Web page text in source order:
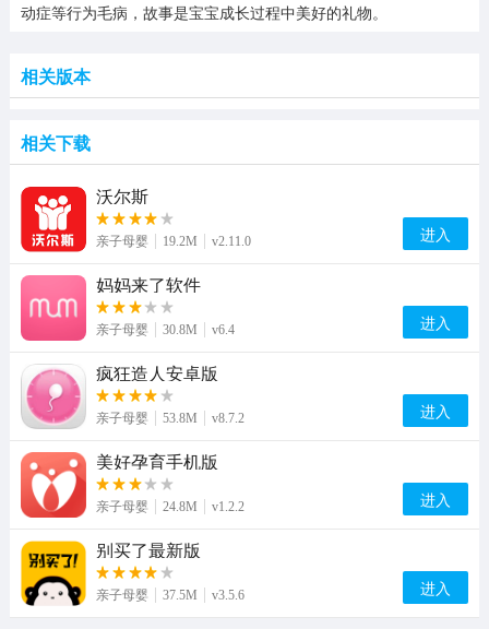
动症等行为毛病，故事是宝宝成长过程中美好的礼物。
相关版本
相关下载
沃尔斯
亲子母婴 19.2M v2.11.0 进入
妈妈来了软件
亲子母婴 30.8M v6.4 进入
疯狂造人安卓版
亲子母婴 53.8M v8.7.2 进入
美好孕育手机版
亲子母婴 24.8M v1.2.2 进入
别买了最新版
亲子母婴 37.5M v3.5.6 进入